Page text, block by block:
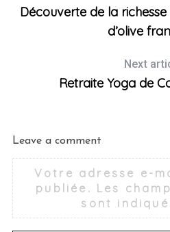
Découverte de la
d’olive
Next
Retraite Yoga de
Leave a comment
Votre adresse e-
publiée. Les
sont